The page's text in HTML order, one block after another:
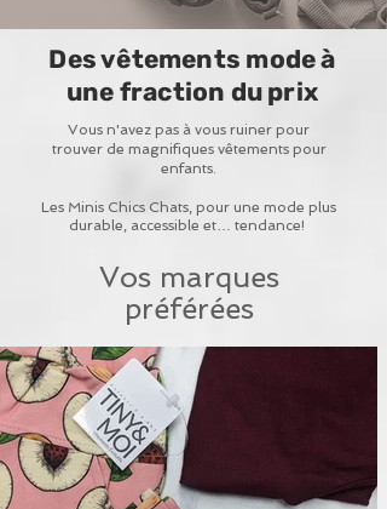
Des vêtements mode à
une fraction du prix
Vous n'avez pas à vous ruiner pour
trouver de magnifiques vêtements pour
enfants.
Les Minis Chics Chats, pour une mode plus
durable, accessible et… tendance!
Vos marques
préférées